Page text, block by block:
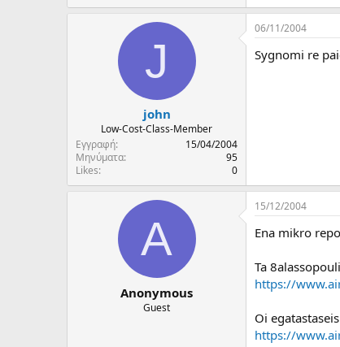
J
john
Low-Cost-Class-Member
Εγγραφή
15/04/2004
Μηνύματα
95
Likes
0
06/11/2004
Sygnomi re
A
Anonymous
Guest
15/12/2004
Ena mikro
Ta
https://
Oi
https://